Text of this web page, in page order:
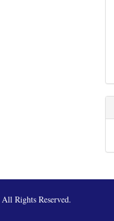
All Rights Reserved.